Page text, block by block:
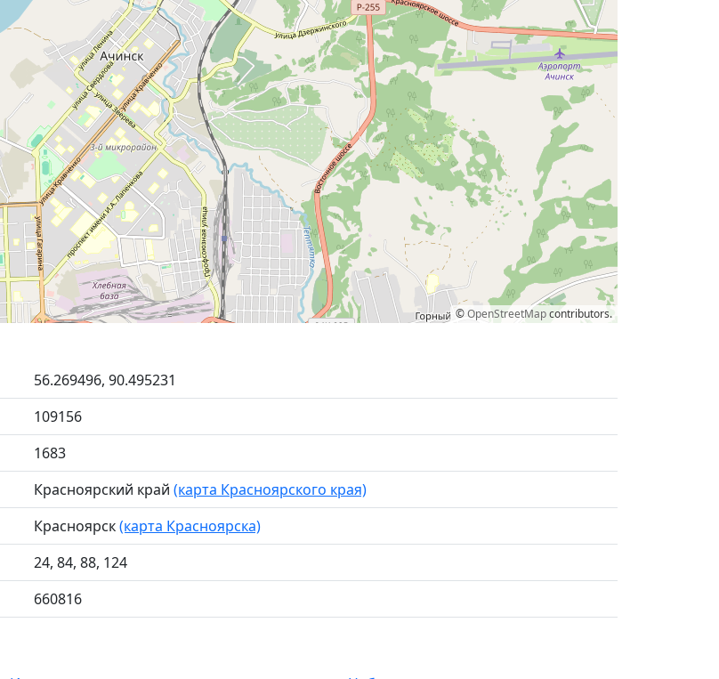
©OpenStreetMapcontributors.
56.269496, 90.495231
109156
1683
Красноярский край (карта Красноярского края)
Красноярск(карта Красноярска)
24, 84, 88, 124
660816